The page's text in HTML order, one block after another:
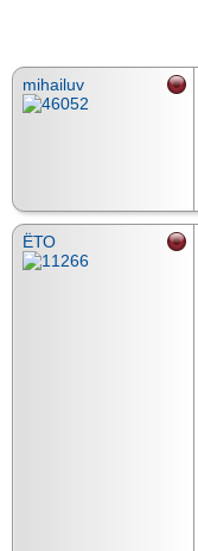
mihailuv
ЁТО